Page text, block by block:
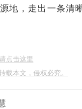
地，走出一条清
点击这里
载本文，侵权必究。